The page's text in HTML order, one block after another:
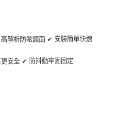
認金額後，即可完成結帳。
內，點擊此簡訊中的連結，可透過四大超商／
先享後付 」之結帳頁面顯示為準，若有關於
以上)免運費
高解析防眩鏡面 ✔ 安裝簡單快速
安全 ✔ 防抖動牢固固定